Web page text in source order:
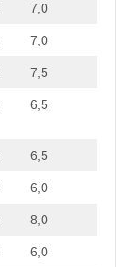
7,0
7,0
7,5
6,5
6,5
6,0
8,0
6,0